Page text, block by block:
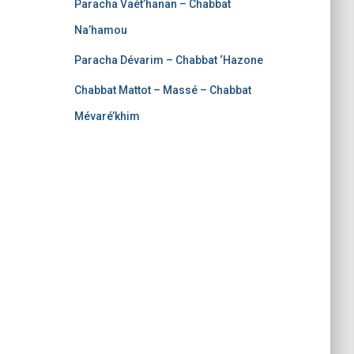
Paracha Vaét’hanan – Chabbat
Na’hamou
Paracha Dévarim – Chabbat ‘Hazone
Chabbat Mattot – Massé – Chabbat
Mévaré’khim